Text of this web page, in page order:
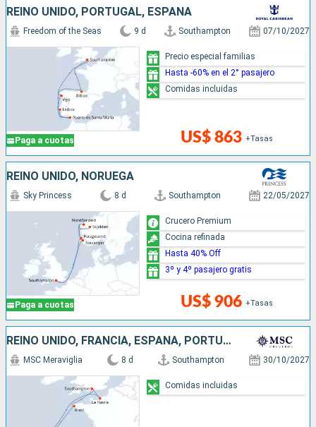
REINO UNIDO, PORTUGAL, ESPAÑA
Paga a cuotas
Freedom of the Seas 9 d Southampton 07/10/2027
US$ 863 +Tasas
Precio especial familias
Hasta -60% en el 2° pasajero
Comidas incluidas
REINO UNIDO, NORUEGA
Paga a cuotas
Sky Princess 8 d Southampton 22/05/2027
US$ 906 +Tasas
Crucero Premium
Cocina refinada
Hasta 40% Off
3º y 4º pasajero gratis
REINO UNIDO, FRANCIA, ESPAÑA, PORTUGAL
MSC Meraviglia 8 d Southampton 30/10/2027
Comidas incluidas